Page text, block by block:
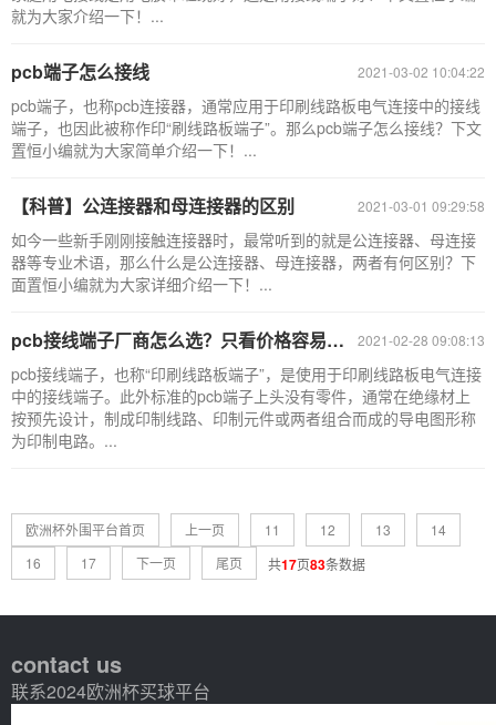
就为大家介绍一下！...
2021-03-02 10:04:22
pcb端子怎么接线
pcb端子，也称pcb连接器，通常应用于印刷线路板电气连接中的接线
端子，也因此被称作印“刷线路板端子”。那么pcb端子怎么接线？下文
置恒小编就为大家简单介绍一下！...
2021-03-01 09:29:58
【科普】公连接器和母连接器的区别
如今一些新手刚刚接触连接器时，最常听到的就是公连接器、母连接
器等专业术语，那么什么是公连接器、母连接器，两者有何区别？下
面置恒小编就为大家详细介绍一下！...
2021-02-28 09:08:13
pcb接线端子厂商怎么选？只看价格容易吃亏！
pcb接线端子，也称“印刷线路板端子”，是使用于印刷线路板电气连接
中的接线端子。此外标准的pcb端子上头没有零件，通常在绝缘材上
按预先设计，制成印制线路、印制元件或两者组合而成的导电图形称
为印制电路。...
欧洲杯外围平台首页 上一页 11 12 13
14
16
17 下一页 尾页 共17页83条数据
contact us
联系2024欧洲杯买球平台